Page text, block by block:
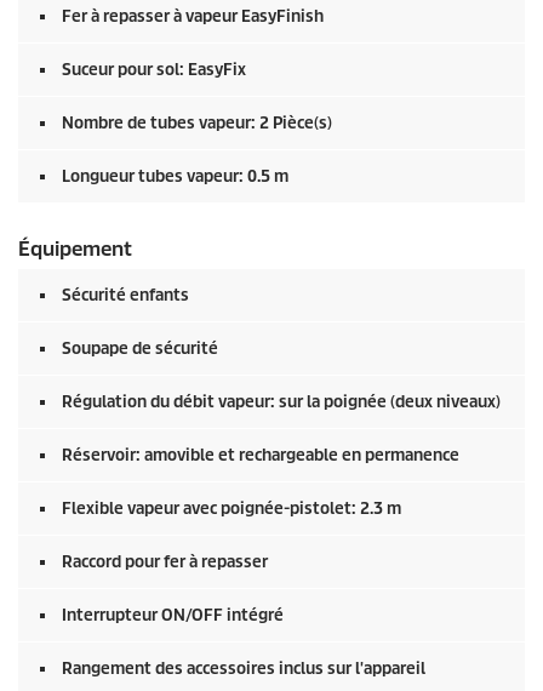
Fer à repasser à vapeur EasyFinish
Suceur pour sol: EasyFix
Nombre de tubes vapeur: 2 Pièce(s)
Longueur tubes vapeur: 0.5 m
Équipement
Sécurité enfants
Soupape de sécurité
Régulation du débit vapeur: sur la poignée (deux niveaux)
Réservoir: amovible et rechargeable en permanence
Flexible vapeur avec poignée-pistolet: 2.3 m
Raccord pour fer à repasser
Interrupteur ON/OFF intégré
Rangement des accessoires inclus sur l'appareil